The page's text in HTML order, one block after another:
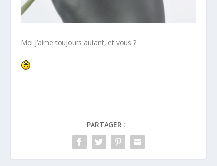
Moi j’aime toujours autant, et vous ?
PARTAGER :